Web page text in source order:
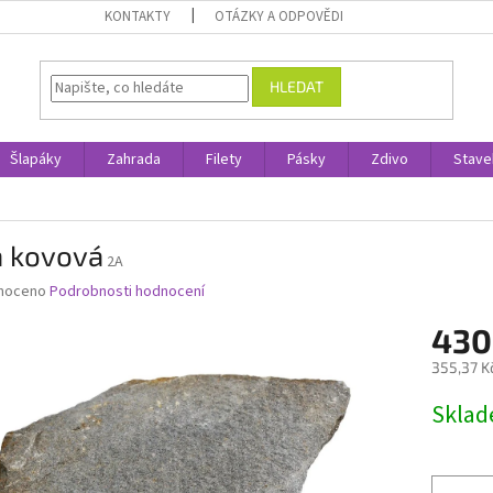
KONTAKTY OTÁZKY A ODPOVĚDI
HLEDAT
Šlapáky Zahrada Filety Pásky Zdivo
kovová 2A
Podrobnosti hodnocení
355,37
cena: